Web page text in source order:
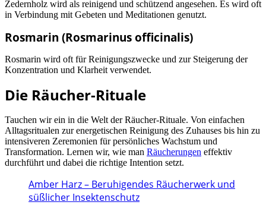
Zedernholz wird als reinigend und schützend angesehen. Es wird oft
in Verbindung mit Gebeten und Meditationen genutzt.
Rosmarin (Rosmarinus officinalis)
Rosmarin wird oft für Reinigungszwecke und zur Steigerung der
Konzentration und Klarheit verwendet.
Die Räucher-Rituale
Tauchen wir ein in die Welt der Räucher-Rituale. Von einfachen
Alltagsritualen zur energetischen Reinigung des Zuhauses bis hin zu
intensiveren Zeremonien für persönliches Wachstum und
Transformation. Lernen wir, wie man Räucherungen effektiv
durchführt und dabei die richtige Intention setzt.
Amber Harz – Beruhigendes Räucherwerk und
süßlicher Insektenschutz